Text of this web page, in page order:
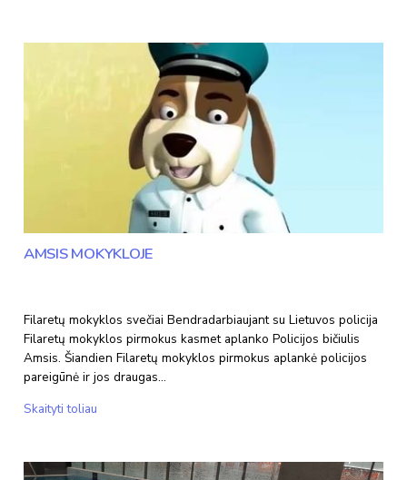
AMSIS MOKYKLOJE
Filaretų mokyklos svečiai Bendradarbiaujant su Lietuvos policija
Filaretų mokyklos pirmokus kasmet aplanko Policijos bičiulis
Amsis. Šiandien Filaretų mokyklos pirmokus aplankė policijos
pareigūnė ir jos draugas…
Skaityti toliau